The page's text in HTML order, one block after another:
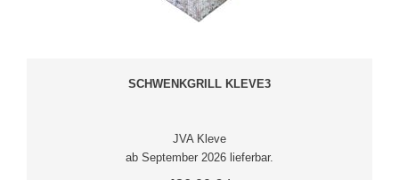
SCHWENKGRILL KLEVE3
JVA Kleve
ab September 2026 lieferbar.